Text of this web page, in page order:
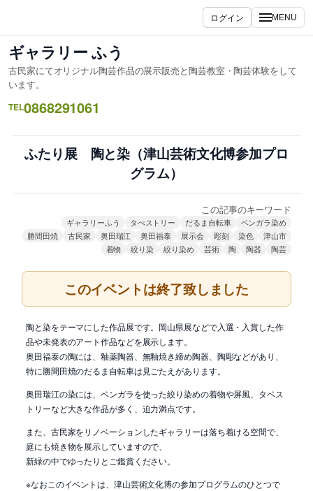
ス
キ
ッ
プ
ログイン MENU
ギャラリー ふう
古民家にてオリジナル陶芸作品の展示販売と陶芸教室・陶芸体験をして
います。
TEL0868291061
ふたり展 陶と染（津山芸術文化博参加プロ
グラム）
この記事のキーワード
ギャラリーふう タぺストリー だるま自転車
ベンガラ染め
勝間田焼
古民家 奥田瑞江 奥田福泰 展示会 彫刻 染色
津山市
着物
絞り染 絞り染め 芸術 陶 陶器 陶芸
このイベントは終了致しました
陶と染をテーマにした作品展です。岡山県展などで入選・入賞した作
品や未発表のアート作品などを展示します。
奥田福泰の陶には、釉薬陶器、無釉焼き締め陶器、陶彫などがあり、
特に勝間田焼のだるま自転車は見ごたえがあります。
奥田瑞江の染には、ベンガラを使った絞り染めの着物や屏風、タペス
トリーなど大きな作品が多く、迫力満点です。
また、古民家をリノベーションしたギャラリーは落ち着ける空間で、
庭にも焼き物を展示していますので、
新緑の中でゆったりとご鑑賞ください。
※なおこのイベントは、津山芸術文化博の参加プログラムのひとつで